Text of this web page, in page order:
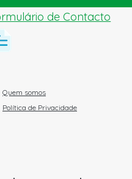
de Contacto
Quem somos
Política de Privacidade